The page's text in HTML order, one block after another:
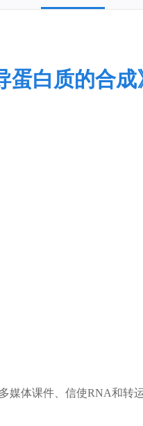
蛋白质的合成
媒体课件、信使RNA和转